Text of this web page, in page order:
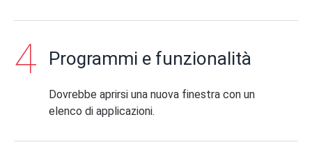
Programmi e funzionalità
Dovrebbe aprirsi una nuova finestra con un
elenco di applicazioni.